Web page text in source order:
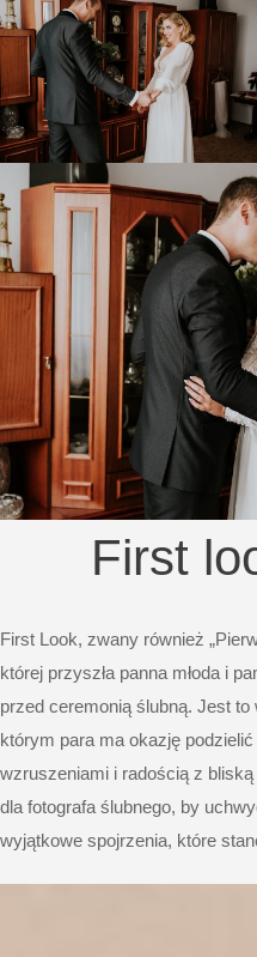
First
First Look, zwany również
której przyszła panna młoda i
przed ceremonią ślubną. Jest
którym para ma okazję
wzruszeniami i radością z
dla fotografa ślubnego, by
wyjątkowe spojrzenia, które